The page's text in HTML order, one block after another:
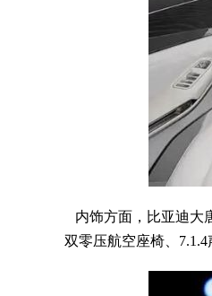
内饰方面，比亚迪大
双零压航空座椅、